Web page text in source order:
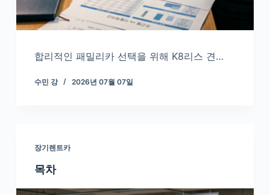
합리적인 패밀리카 선택을 위해 K8리스 견…
수민 강 2026년 07월 07일
장기렌트카
목차